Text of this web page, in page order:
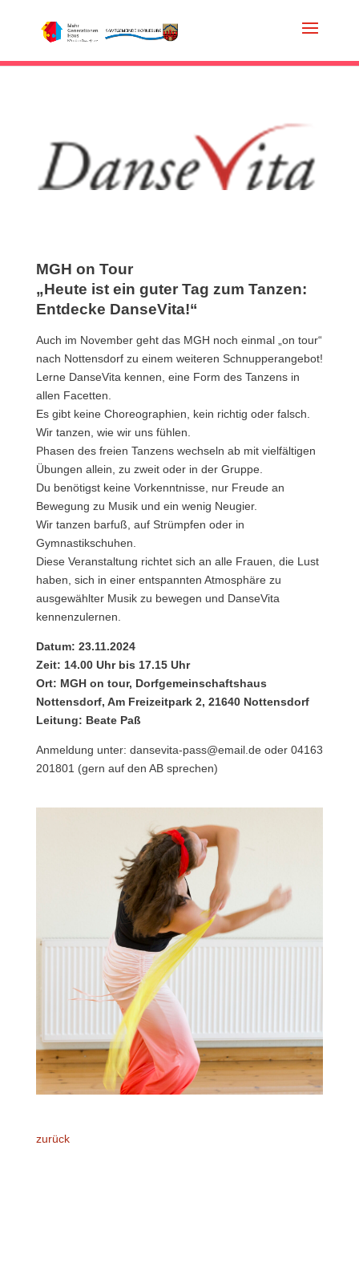
MGH on Tour
„Heute ist ein guter Tag zum Tanzen:
Entdecke DanseVita!“
Auch im November geht das MGH noch einmal „on tour“
nach Nottensdorf zu einem weiteren Schnupperangebot!
Lerne DanseVita kennen, eine Form des Tanzens in
allen Facetten.
Es gibt keine Choreographien, kein richtig oder falsch.
Wir tanzen, wie wir uns fühlen.
Phasen des freien Tanzens wechseln ab mit vielfältigen
Übungen allein, zu zweit oder in der Gruppe.
Du benötigst keine Vorkenntnisse, nur Freude an
Bewegung zu Musik und ein wenig Neugier.
Wir tanzen barfuß, auf Strümpfen oder in
Gymnastikschuhen.
Diese Veranstaltung richtet sich an alle Frauen, die Lust
haben, sich in einer entspannten Atmosphäre zu
ausgewählter Musik zu bewegen und DanseVita
kennenzulernen.
Datum: 23.11.2024
Zeit: 14.00 Uhr bis 17.15 Uhr
Ort: MGH on tour, Dorfgemeinschaftshaus
Nottensdorf, Am Freizeitpark 2, 21640 Nottensdorf
Leitung: Beate Paß
Anmeldung unter: dansevita-pass@email.de oder 04163
201801 (gern auf den AB sprechen)
zurück